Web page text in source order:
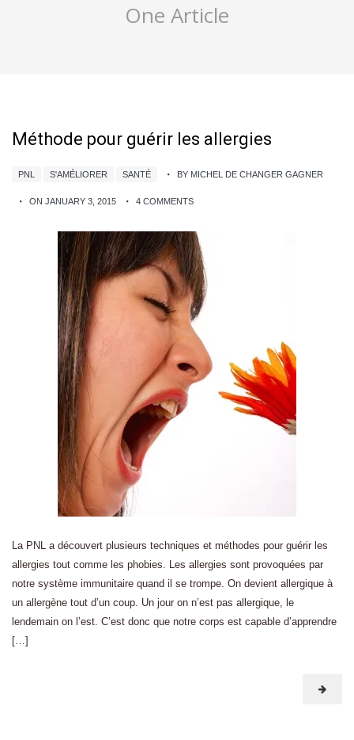
One Article
Méthode pour guérir les allergies
PNL S'AMÉLIORER SANTÉ BY MICHEL DE CHANGER GAGNER
ON JANUARY 3, 2015 4 COMMENTS
La PNL a découvert plusieurs techniques et méthodes pour guérir les
allergies tout comme les phobies. Les allergies sont provoquées par
notre système immunitaire quand il se trompe. On devient allergique à
un allergène tout d’un coup. Un jour on n’est pas allergique, le
lendemain on l’est. C’est donc que notre corps est capable d’apprendre
[…]